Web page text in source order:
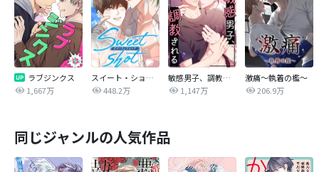
ラブジンクス
1,667万
スイート・ショット
448.2万
敏感男子、調教される
1,147万
激痛～執着の檻～
206.9万
同じジャンルの人気作品